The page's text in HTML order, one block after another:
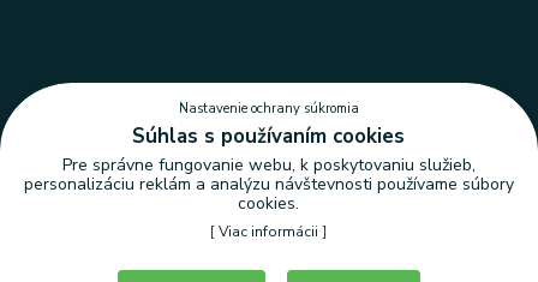
Nastavenie ochrany súkromia
Súhlas s používaním cookies
Pre správne fungovanie webu, k poskytovaniu služieb,
personalizáciu reklám a analýzu návštevnosti používame súbory
cookies.
[Viac informácii ]